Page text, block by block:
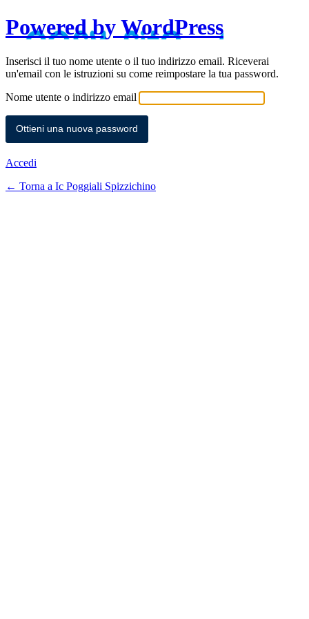
Powered by WordPress
Inserisci il tuo nome utente o il tuo indirizzo email. Riceverai
un'email con le istruzioni su come reimpostare la tua password.
Nome utente o indirizzo email
Accedi
← Torna a Ic Poggiali Spizzichino